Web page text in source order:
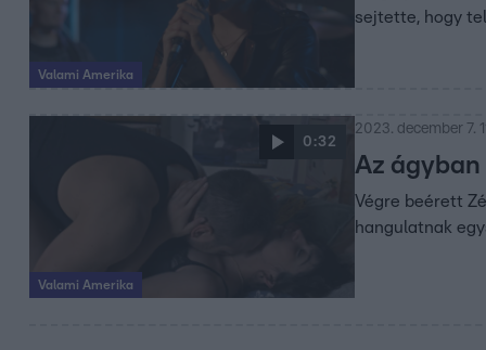
Valami Amerika
sejtette, hogy
0:32
Valami Amerika
2023. december 7.
Az ágyban
Végre beérett
hangulatnak